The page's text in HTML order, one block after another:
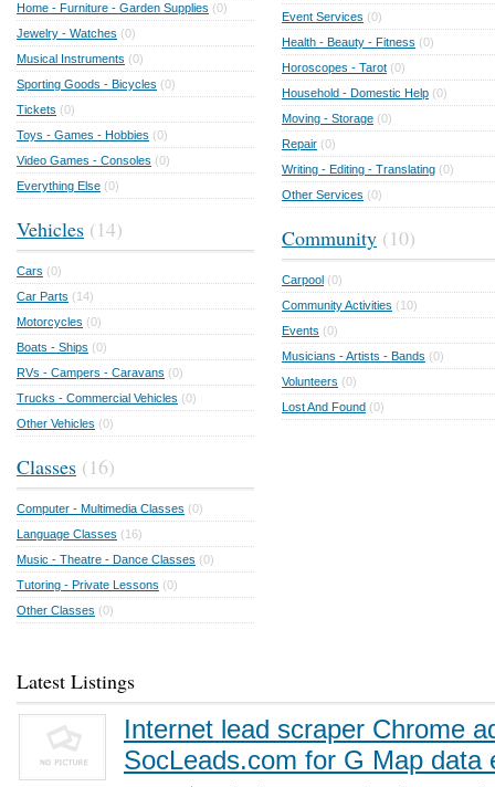
Home - Furniture - Garden Supplies (0)
Jewelry - Watches (0)
Musical Instruments (0)
Sporting Goods - Bicycles (0)
Tickets (0)
Toys - Games - Hobbies (0)
Video Games - Consoles (0)
Everything Else (0)
Vehicles (14)
Cars (0)
Car Parts (14)
Motorcycles (0)
Boats - Ships (0)
RVs - Campers - Caravans (0)
Trucks - Commercial Vehicles (0)
Other Vehicles (0)
Classes (16)
Computer - Multimedia Classes (0)
Language Classes (16)
Music - Theatre - Dance Classes (0)
Tutoring - Private Lessons (0)
Other Classes (0)
Event Services (0)
Health - Beauty - Fitness (0)
Horoscopes - Tarot (0)
Household - Domestic Help (0)
Moving - Storage (0)
Repair (0)
Writing - Editing - Translating (0)
Other Services (0)
Community (10)
Carpool (0)
Community Activities (10)
Events (0)
Musicians - Artists - Bands (0)
Volunteers (0)
Lost And Found (0)
Latest Listings
Internet lead scraper Chrome
SocLeads.com for G Map data